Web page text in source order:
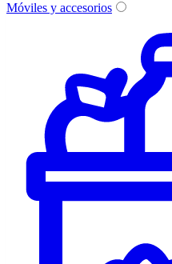
Móviles y accesorios